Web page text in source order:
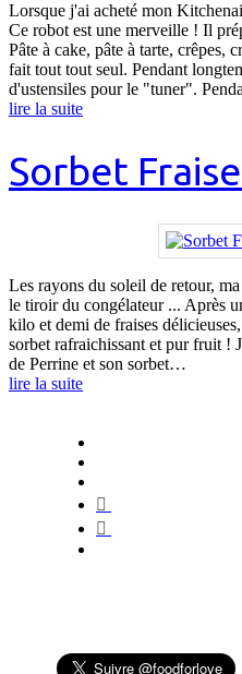
Lorsque j'ai acheté mon
Ce robot est une merveille ! Il
Pâte à cake, pâte à tarte, crêpes,
fait tout tout seul. Pendant
d'ustensiles pour le "tuner".
lire la suite
Sorbet
Les rayons du soleil de retour,
le tiroir du congélateur ... Après
kilo et demi de fraises
sorbet rafraichissant et pur fruit !
de Perrine et son sorbet…
lire la suite